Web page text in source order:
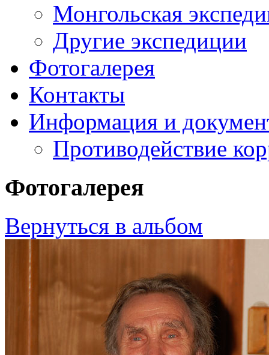
Монгольская
Другие экспедиции
Фотогалерея
Контакты
Информация и
Противодействие
Фотогалерея
Вернуться в альбом